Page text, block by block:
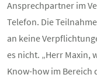
Ansprechpartner im
Telefon. Die
an keine
es nicht. „Herr Maxin,
Know-how im Bereich